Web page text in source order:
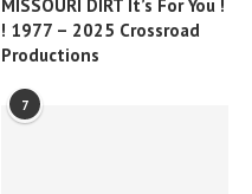
MISSOURI DIRT It’s For You !
! 1977 – 2025 Crossroad
Productions
7